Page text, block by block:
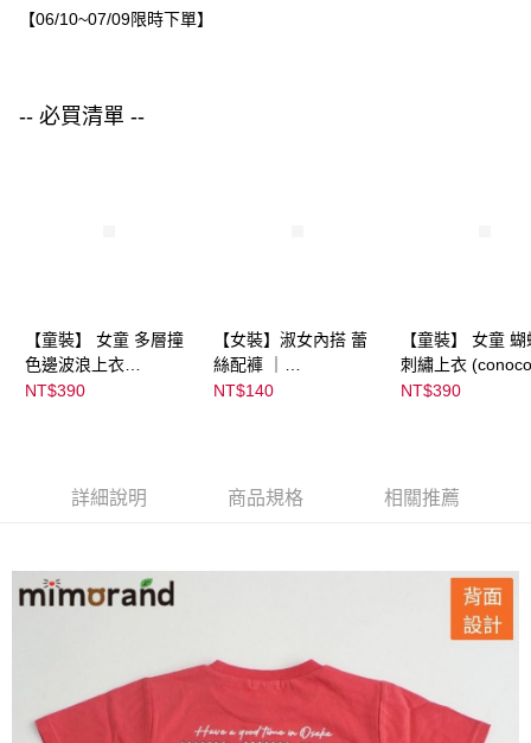
每筆NT$80，滿NT$1,500(含以上)免運費
【06/10~07/09限時下單】
-- 必買清單 --
【童裝】 女童 多層撞
色邊波浪上衣
(futafuta) ｜
NT$390
【女裝】淑女內搭 蕾
絲配褲 ｜
04303C05372000002
NT$140
【童裝】 女童
刺繡上衣
NT$390
詳細說明 商品規格 相關推薦